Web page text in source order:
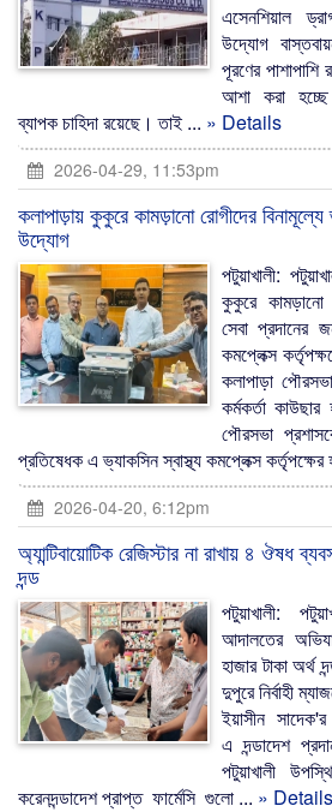
এসেনশিয়াল
উদ্যোগ
পূরণের
আশা করা
ব্যাপক চাহিদা রয়েছে। তাই ... » Details
2026-04-29, 11:53pm
কলাপাড়ায় কুকুরে কামড়ানো রোগীদের
উদ্যোগ
পটুয়াখালী:
কুকুরে কামড়ানো
সেবা প্রদানের
কমপ্লেক্স
কলাপাড়া
কর্মকর্তা
পৌরসভা
প্রতিষেধক এ ভ্যাকসিন স্বাস্থ্য কমপ্লেক্স
2026-04-20, 6:12pm
অ্যান্টিবায়োটিক রেজিস্টার না রাখায় ৪ ঔষধ
দন্ড
পটুয়াখালী:
আদালতের
হাজার টাকা অর্থ
দুপুরে নির্বাহী
ইয়াসীন
এ দন্ডাদেশ
পটুয়াখালী
করেনদন্ডাদেশ প্রাপ্ত ফার্মেসি গুলো ... » Details